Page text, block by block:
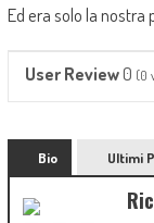
Ed era solo la nostra
User Review0 (0
Bio Ultimi